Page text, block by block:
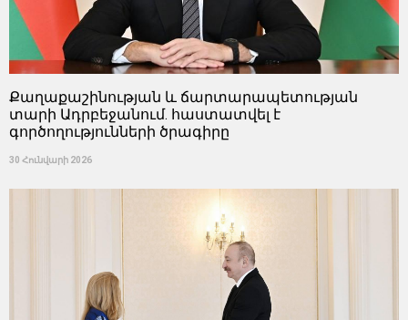
Քաղաքաշինության և ճարտարապետության
տարի Ադրբեջանում. հաստատվել է
գործողությունների ծրագիրը
30 Հունվարի 2026